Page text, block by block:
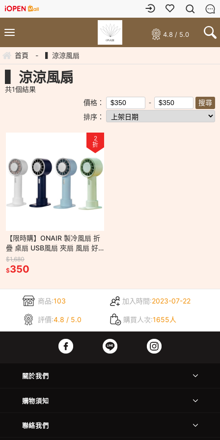
4.8 / 5.0
首頁 - ▍涼涼風扇
▍涼涼風扇
共1個結果
價格：
排序：
2
折
【限時購】ONAIR 製冷風扇 折
疊 桌扇 USB風扇 夾扇 風扇 好
攜帶 立扇 桌面風扇 隨身風扇
$1,680
$350
商品:103 加入時間:2023-07-22
評價:4.8 / 5.0 購買人次:1655人
關於我們
購物須知
聯絡我們